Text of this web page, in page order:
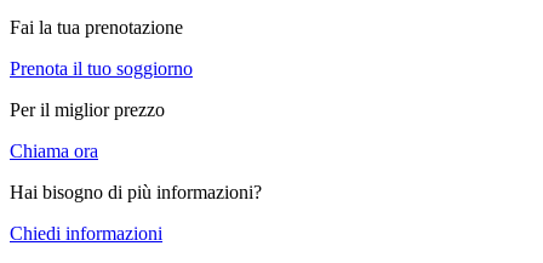
Fai la tua prenotazione
Prenota il tuo soggiorno
Per il miglior prezzo
Chiama ora
Hai bisogno di più informazioni?
Chiedi informazioni